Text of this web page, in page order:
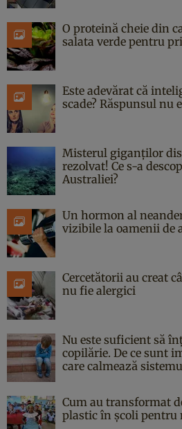
O proteină cheie din
salata verde pentru
Este adevărat că
scade? Răspunsul nu
Misterul giganților
rezolvat! Ce s-a
Australiei?
Un hormon al
vizibile la oamenii de
Cercetătorii au creat
nu fie alergici
Nu este suficient să
copilărie. De ce sunt
care calmează
Cum au transformat
plastic în școli pentru